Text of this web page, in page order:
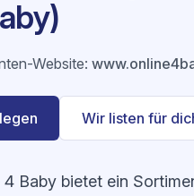
Website:
Wir listen für
4 Baby bietet ein